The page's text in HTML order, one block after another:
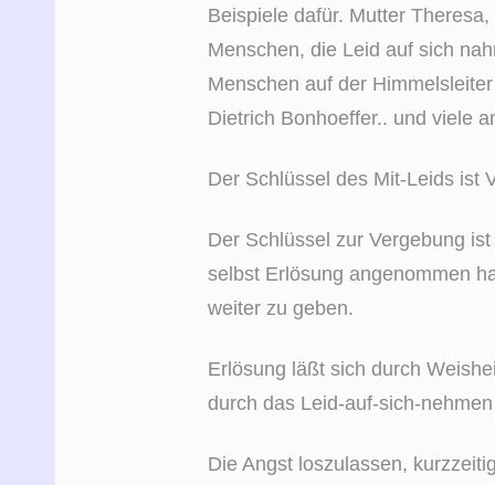
Beispiele dafür. Mutter
Menschen, die Leid auf sich
Menschen auf der
Dietrich Bonhoeffer.. und viele
Der Schlüssel des Mit-Leids ist
Der Schlüssel zur Vergebung
selbst Erlösung angenommen
weiter zu geben.
Erlösung läßt sich durch
durch das Leid-auf-sich-
Die Angst loszulassen,